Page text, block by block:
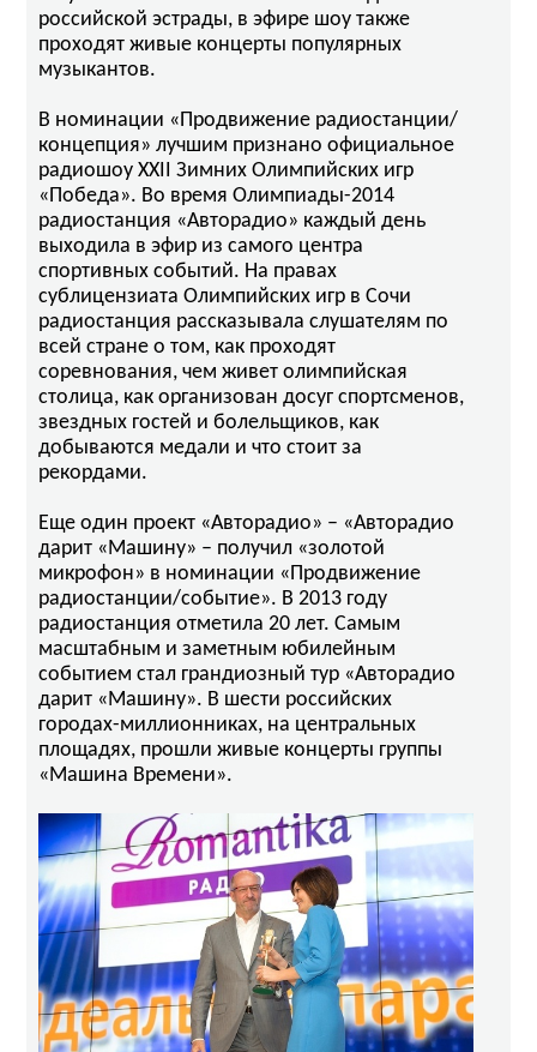
российской эстрады, в эфире шоу также
проходят живые концерты популярных
музыкантов.
В номинации «Продвижение радиостанции/
концепция» лучшим признано официальное
радиошоу XXII Зимних Олимпийских игр
«Победа». Во время Олимпиады-2014
радиостанция «Авторадио» каждый день
выходила в эфир из самого центра
спортивных событий. На правах
сублицензиата Олимпийских игр в Сочи
радиостанция рассказывала слушателям по
всей стране о том, как проходят
соревнования, чем живет олимпийская
столица, как организован досуг спортсменов,
звездных гостей и болельщиков, как
добываются медали и что стоит за
рекордами.
Еще один проект «Авторадио» – «Авторадио
дарит «Машину» – получил «золотой
микрофон» в номинации «Продвижение
радиостанции/событие». В 2013 году
радиостанция отметила 20 лет. Самым
масштабным и заметным юбилейным
событием стал грандиозный тур «Авторадио
дарит «Машину». В шести российских
городах-миллионниках, на центральных
площадях, прошли живые концерты группы
«Машина Времени».